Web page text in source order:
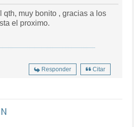
qth, muy bonito , gracias a los
el proximo.
Responder Citar